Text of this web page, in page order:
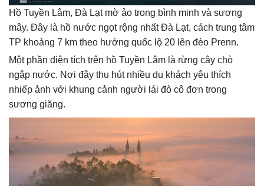
Hồ Tuyền Lâm, Đà Lạt mờ ảo trong bình minh và sương
mây. Đây là hồ nước ngọt rộng nhất Đà Lạt, cách trung tâm
TP khoảng 7 km theo hướng quốc lộ 20 lên đèo Prenn.
Một phần diện tích trên hồ Tuyền Lâm là rừng cây chò
ngập nước. Nơi đây thu hút nhiều du khách yêu thích
nhiếp ảnh với khung cảnh người lái đò cô đơn trong
sương giăng.